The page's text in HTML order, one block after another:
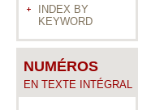
INDEX BY
KEYWORD
NUMÉROS
EN TEXTE INTÉGRAL